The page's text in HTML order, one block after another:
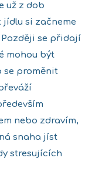
už z dob
si začneme
se přidají
mohou být
se proměnit
nebo zdravím,
snaha jíst
stresujících